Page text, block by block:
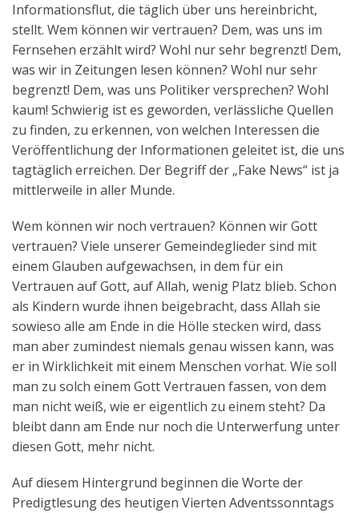
Informationsflut, die täglich über uns hereinbricht,
stellt. Wem können wir vertrauen? Dem, was uns im
Fernsehen erzählt wird? Wohl nur sehr begrenzt! Dem,
was wir in Zeitungen lesen können? Wohl nur sehr
begrenzt! Dem, was uns Politiker versprechen? Wohl
kaum! Schwierig ist es geworden, verlässliche Quellen
zu finden, zu erkennen, von welchen Interessen die
Veröffentlichung der Informationen geleitet ist, die uns
tagtäglich erreichen. Der Begriff der „Fake News“ ist ja
mittlerweile in aller Munde.
Wem können wir noch vertrauen? Können wir Gott
vertrauen? Viele unserer Gemeindeglieder sind mit
einem Glauben aufgewachsen, in dem für ein
Vertrauen auf Gott, auf Allah, wenig Platz blieb. Schon
als Kindern wurde ihnen beigebracht, dass Allah sie
sowieso alle am Ende in die Hölle stecken wird, dass
man aber zumindest niemals genau wissen kann, was
er in Wirklichkeit mit einem Menschen vorhat. Wie soll
man zu solch einem Gott Vertrauen fassen, von dem
man nicht weiß, wie er eigentlich zu einem steht? Da
bleibt dann am Ende nur noch die Unterwerfung unter
diesen Gott, mehr nicht.
Auf diesem Hintergrund beginnen die Worte der
Predigtlesung des heutigen Vierten Adventssonntags